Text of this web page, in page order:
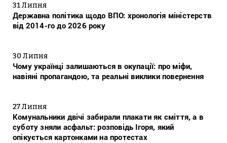
31 Липня
Державна політика щодо ВПО: хронологія міністерств
від 2014-го до 2026 року
30 Липня
Чому українці залишаються в окупації: про міфи,
навіяні пропагандою, та реальні виклики повернення
27 Липня
Комунальники двічі забирали плакати як сміття, а в
суботу зняли асфальт: розповідь Ігоря, який
опікується картонками на протестах